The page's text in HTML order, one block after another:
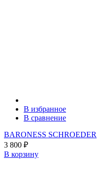
В избранное
В сравнение
BARONESS SCHROEDER
3 800 ₽
В корзину